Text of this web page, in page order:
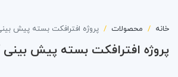
خانه محصولات پروژه افترافکت بسته پیش
پروژه افترافکت بسته پیش